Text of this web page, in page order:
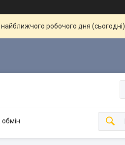
робочого дня (сьогодні).